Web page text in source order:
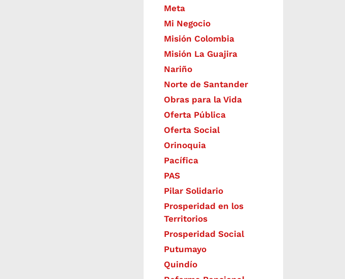
Meta
Mi Negocio
Misión Colombia
Misión La Guajira
Nariño
Norte de Santander
Obras para la Vida
Oferta Pública
Oferta Social​​
Orinoquia
Pacífica
PAS
Pilar Solidario
Prosperidad en los
Territorios
Prosperidad Social
Putumayo
Quindío